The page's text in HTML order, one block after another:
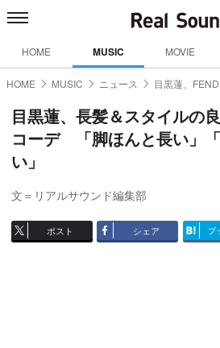
HOME MUSIC MOVIE
HOME MUSIC ニュース 目黒蓮、
目黒蓮、長髪＆スタイルの
コーデ 「脚ほんと長い」
い」
文＝リアルサウンド編集部
ポスト シェア ブ